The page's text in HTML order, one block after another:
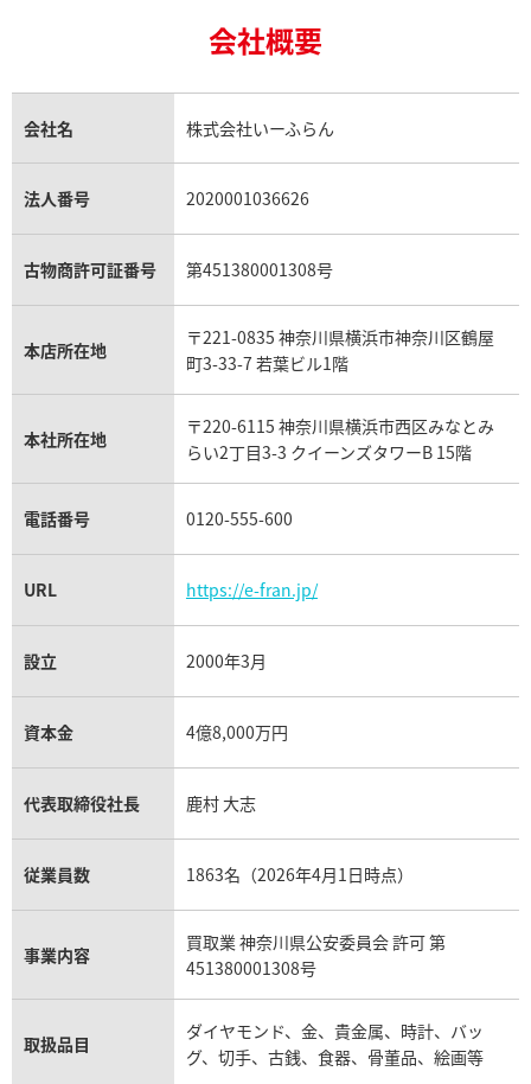
金貨買取
貴金属買取
銀・シルバー買取
パラジウム買取
トパーズ買取
タンザナイト買取
パライバトルマリン買取
キャッツアイ買取
ガーネット買取
アクアマリン買取
ロレックス エクスプローラー買取
ロレックス デイトジャスト買取
パテック フィリップ買取
パテック フィリップノーチラス買取
ヴァシュロン・コンスタンタン買取
オメガ買取
カルティエ買取
フランク ミュラー買取
リシャール・ミル買取
パネライ買取
チューダー（チュードル）買取
シャネル マトラッセ買取
セリーヌ買取
プラダ買取
ヴァンクリーフ＆アーペル買取
ショーメ買取
ダミアーニ買取
モーブッサン買取
会社概要
会社名 株式会社いーふらん
法人番号 2020001036626
古物商許可証番号 第451380001308号
本店所在地
〒221-0835 神奈川県横浜市神奈川区鶴屋
町3-33-7 若葉ビル1階
本社所在地
〒220-6115 神奈川県横浜市西区みなとみ
らい2丁目3-3 クイーンズタワーB 15階
電話番号 0120-555-600
URL https://e-fran.jp/
設立 2000年3月
資本金 4億8,000万円
代表取締役社長 鹿村 大志
従業員数 1863名（2026年4月1日時点）
事業内容
買取業 神奈川県公安委員会 許可 第
451380001308号
取扱品目
ダイヤモンド、金、貴金属、時計、バッ
グ、切手、古銭、食器、骨董品、絵画等